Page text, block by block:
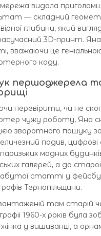
видала
— складний
глибини, який
3D-принт.
вважаючи це
коду.
першоджерела
перевірити, чи не
чужу роботу, Яна
зворотного пошуку
подив, цифрові
модних
галерей, а до
статті у
Тернопільщини.
там старій
1960-х років була
у вишиванці, а